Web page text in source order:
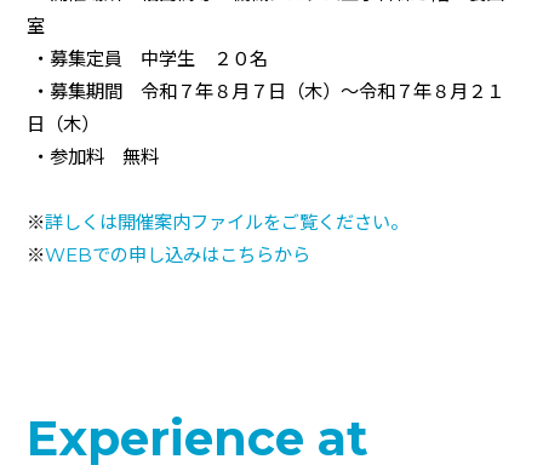
室
・募集定員 中学生 ２０名
・募集期間 令和７年８月７日（木）～令和７年８月２１
日（木）
・参加料 無料
※詳しくは開催案内ファイルをご覧ください。
※WEBでの申し込みはこちらから
Experience at